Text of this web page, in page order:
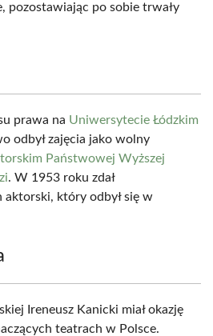
pozostawiając po sobie trwały
prawa na Uniwersytecie Łódzkim
odbył zajęcia jako wolny
Państwowej Wyższej
. W 1953 roku zdał
aktorski, który odbył się w
Ireneusz Kanicki miał okazję
teatrach w Polsce.